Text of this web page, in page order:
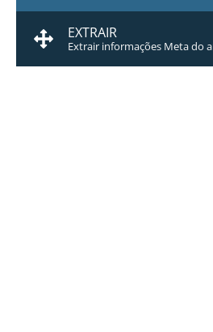
EXTRAIR
Extrair informações Meta do